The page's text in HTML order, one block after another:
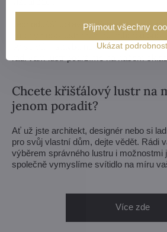
Jednodušší úpravy zvládneme v rámci
změny nebo lustr na míru zaberou
by se vám stavba nebo rekonstrukce
Chcete křišťálový lustr na
jenom poradit?
Ať už jste architekt, designér nebo si
pro svůj vlastní dům, dejte vědět. Rádi
výběrem správného lustru i možnostmi
společně vymyslíme svítidlo na míru
Více zde
Ukázat
Přijmout všechny